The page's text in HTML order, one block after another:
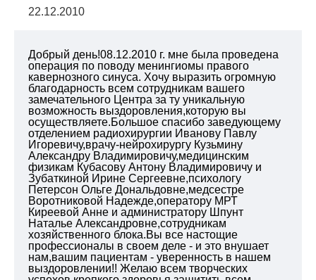
22.12.2010
Добрый день!08.12.2010 г. мне была проведена
операция по поводу менингиомы правого
кавернозного синуса. Хочу выразить огромную
благодарность всем сотрудникам вашего
замечательного Центра за ту уникальную
возможность выздоровления,которую вы
осуществляете.Большое спасибо заведующему
отделением радиохирургии Иванову Павлу
Игоревичу,врачу-нейрохирургу Кузьмину
Александру Владимировичу,медицинским
физикам Кубасову Антону Владимировичу и
Зубаткиной Ирине Сергеевне,психологу
Петерсон Ольге Дональдовне,медсестре
Воротниковой Надежде,оператору МРТ
Киреевой Анне и администратору Шпунт
Наталье Александровне,сотрудникам
хозяйственного блока.Вы все настощие
профессионалы в своем деле - и это внушает
нам,вашим пациентам - уверенность в нашем
выздоровлении!! Желаю всем творческих